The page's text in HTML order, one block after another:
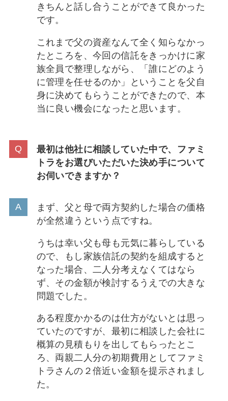
きちんと話し合うことができて良かった
です。
これまで父の資産なんて全く知らなかっ
たところを、今回の信託をきっかけに家
族全員で整理しながら、「誰にどのよう
に管理を任せるのか」ということを父自
身に決めてもらうことができたので、本
当に良い機会になったと思います。
最初は他社に相談していた中で、ファミ
トラをお選びいただいた決め手について
お伺いできますか？
まず、父と母で両方契約した場合の価格
が全然違うという点ですね。
うちは幸い父も母も元気に暮らしている
ので、もし家族信託の契約を組成すると
なった場合、二人分考えなくてはなら
ず、その金額が検討するうえでの大きな
問題でした。
ある程度かかるのは仕方がないとは思っ
ていたのですが、最初に相談した会社に
概算の見積もりを出してもらったとこ
ろ、両親二人分の初期費用としてファミ
トラさんの２倍近い金額を提示されまし
た。